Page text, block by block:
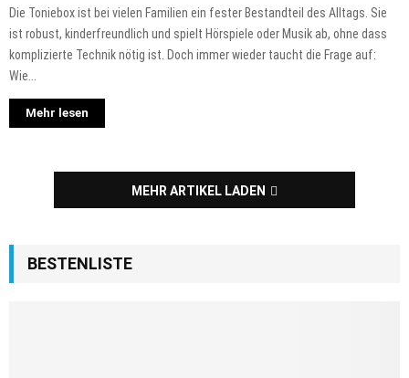
Die Toniebox ist bei vielen Familien ein fester Bestandteil des Alltags. Sie
ist robust, kinderfreundlich und spielt Hörspiele oder Musik ab, ohne dass
komplizierte Technik nötig ist. Doch immer wieder taucht die Frage auf:
Wie...
Mehr lesen
MEHR ARTIKEL LADEN
BESTENLISTE